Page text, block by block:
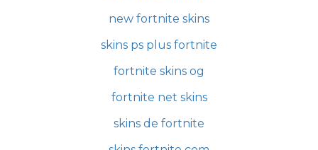
new fortnite skins
skins ps plus fortnite
fortnite skins og
fortnite net skins
skins de fortnite